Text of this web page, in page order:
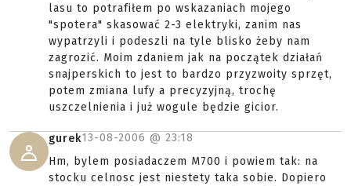
lasu to potrafiłem po wskazaniach mojego
"spotera" skasować 2-3 elektryki, zanim nas
wypatrzyli i podeszli na tyle blisko żeby nam
zagrozić. Moim zdaniem jak na początek działań
snajperskich to jest to bardzo przyzwoity sprzęt,
potem zmiana lufy a precyzyjną, trochę
uszczelnienia i już wogule będzie gicior.
gurek13-08-2006 @ 23:18
Hm, bylem posiadaczem M700 i powiem tak: na
stocku celnosc jest niestety taka sobie. Dopiero